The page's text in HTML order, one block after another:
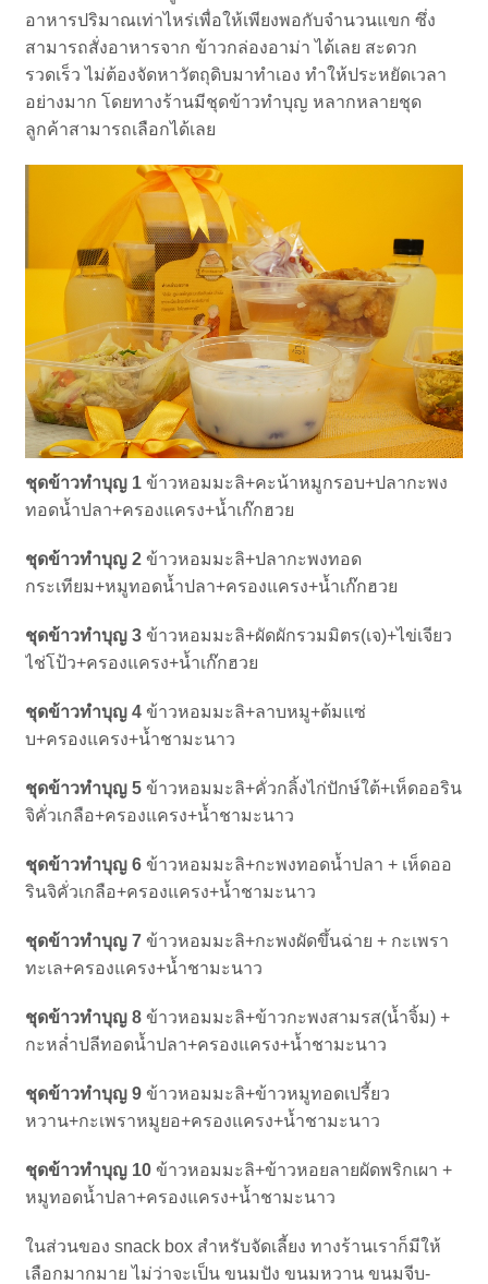
อาหารปริมาณเท่าไหร่เพื่อให้เพียงพอกับจำนวนแขก ซึ่ง
สามารถสั่งอาหารจาก ข้าวกล่องอาม่า ได้เลย สะดวก
รวดเร็ว ไม่ต้องจัดหาวัตถุดิบมาทำเอง ทำให้ประหยัดเวลา
อย่างมาก โดยทางร้านมีชุดข้าวทำบุญ หลากหลายชุด
ลูกค้าสามารถเลือกได้เลย
ชุดข้าวทำบุญ 1ข้าวหอมมะลิ+คะน้าหมูกรอบ+ปลากะพง
ทอดน้ำปลา+ครองแครง+น้ำเก๊กฮวย
ชุดข้าวทำบุญ 2ข้าวหอมมะลิ+ปลากะพงทอด
กระเทียม+หมูทอดน้ำปลา+ครองแครง+น้ำเก๊กฮวย
ชุดข้าวทำบุญ 3ข้าวหอมมะลิ+ผัดผักรวมมิตร(เจ)+ไข่เจียว
ไช่โป้ว+ครองแครง+น้ำเก๊กฮวย
ชุดข้าวทำบุญ 4ข้าวหอมมะลิ+ลาบหมู+ต้มแซ่
บ+ครองแครง+น้ำชามะนาว
ชุดข้าวทำบุญ 5ข้าวหอมมะลิ+คั่วกลิ้งไก่ปักษ์ใต้+เห็ดออริน
จิคั่วเกลือ+ครองแครง+น้ำชามะนาว
ชุดข้าวทำบุญ 6ข้าวหอมมะลิ+กะพงทอดน้ำปลา + เห็ดออ
รินจิคั่วเกลือ+ครองแครง+น้ำชามะนาว
ชุดข้าวทำบุญ 7ข้าวหอมมะลิ+กะพงผัดขึ้นฉ่าย + กะเพรา
ทะเล+ครองแครง+น้ำชามะนาว
ชุดข้าวทำบุญ 8ข้าวหอมมะลิ+ข้าวกะพงสามรส(น้ำจิ้ม) +
กะหล่ำปลีทอดน้ำปลา+ครองแครง+น้ำชามะนาว
ชุดข้าวทำบุญ 9ข้าวหอมมะลิ+ข้าวหมูทอดเปรี้ยว
หวาน+กะเพราหมูยอ+ครองแครง+น้ำชามะนาว
ชุดข้าวทำบุญ 10ข้าวหอมมะลิ+ข้าวหอยลายผัดพริกเผา +
หมูทอดน้ำปลา+ครองแครง+น้ำชามะนาว
ในส่วนของ snack box สำหรับจัดเลี้ยง ทางร้านเราก็มีให้
เลือกมากมาย ไม่ว่าจะเป็น ขนมปัง ขนมหวาน ขนมจีบ-